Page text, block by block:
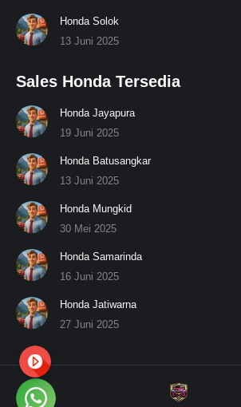
Honda Solok
13 Juni 2025
Sales Honda Tersedia
Honda Jayapura
19 Juni 2025
Honda Batusangkar
13 Juni 2025
Honda Mungkid
30 Mei 2025
Honda Samarinda
16 Juni 2025
Honda Jatiwarna
27 Juni 2025